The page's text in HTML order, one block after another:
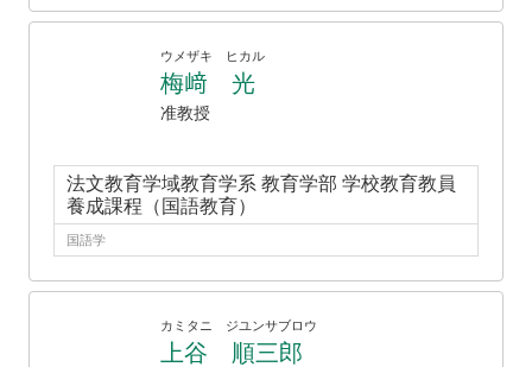
ウメザキ ヒカル
梅﨑 光
准教授
法文教育学域教育学系 教育学部 学校教育教員
養成課程（国語教育）
国語学
カミタニ ジユンサブロウ
上谷 順三郎